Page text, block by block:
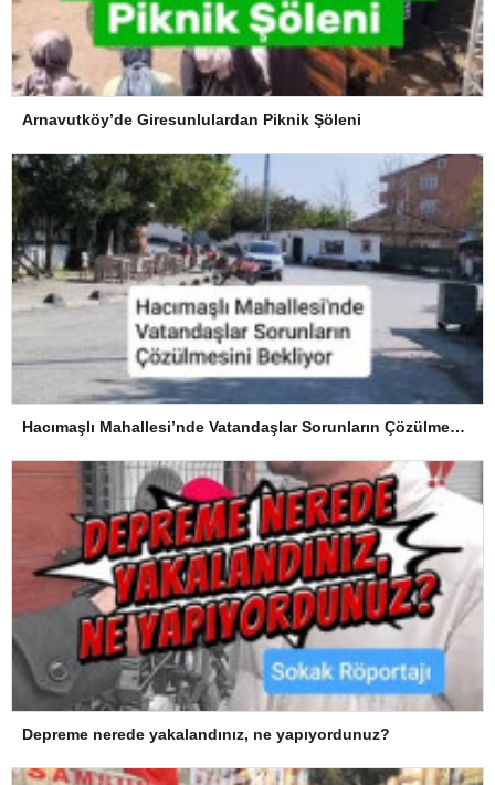
Arnavutköy’de Giresunlulardan Piknik Şöleni
Hacımaşlı Mahallesi’nde Vatandaşlar Sorunların Çözülmesini Bekliyor
Depreme nerede yakalandınız, ne yapıyordunuz?